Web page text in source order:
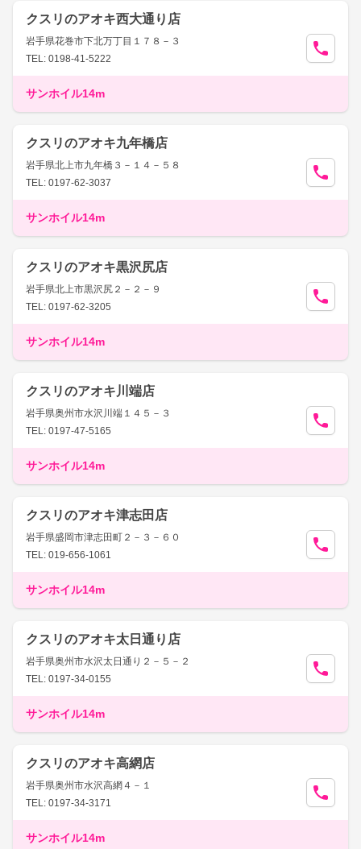
クスリのアオキ西大通り店
岩手県花巻市下北万丁目１７８－３
TEL: 0198-41-5222
サンホイル14m
クスリのアオキ九年橋店
岩手県北上市九年橋３－１４－５８
TEL: 0197-62-3037
サンホイル14m
クスリのアオキ黒沢尻店
岩手県北上市黒沢尻２－２－９
TEL: 0197-62-3205
サンホイル14m
クスリのアオキ川端店
岩手県奥州市水沢川端１４５－３
TEL: 0197-47-5165
サンホイル14m
クスリのアオキ津志田店
岩手県盛岡市津志田町２－３－６０
TEL: 019-656-1061
サンホイル14m
クスリのアオキ太日通り店
岩手県奥州市水沢太日通り２－５－２
TEL: 0197-34-0155
サンホイル14m
クスリのアオキ高網店
岩手県奥州市水沢高網４－１
TEL: 0197-34-3171
サンホイル14m